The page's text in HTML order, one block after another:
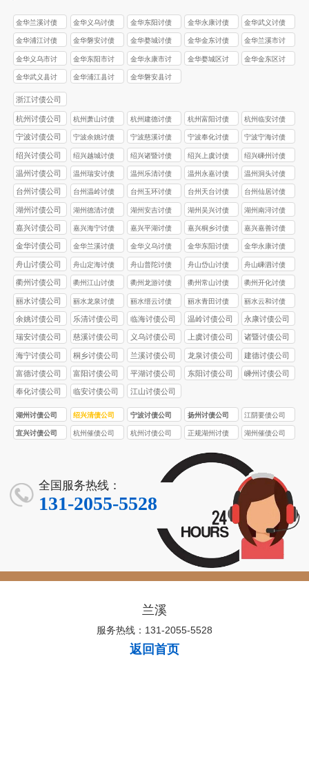
金华兰溪讨债
公司
金华义乌讨债
公司
金华东阳讨债
公司
金华永康讨债
公司
金华武义讨债
公司
金华浦江讨债
公司
金华磐安讨债
公司
金华婺城讨债
公司
金华金东讨债
公司
金华兰溪市讨
债公司
金华义乌市讨
债公司
金华东阳市讨
债公司
金华永康市讨
债公司
金华婺城区讨
金华金东区讨
金华武义县讨
债公司
金华浦江县讨
金华磐安县讨
浙江讨债公司
杭州讨债公司
杭州萧山讨债
公司
杭州建德讨债
公司
杭州富阳讨债
公司
杭州临安讨债
公司
宁波讨债公司
宁波余姚讨债
公司
宁波慈溪讨债
公司
宁波奉化讨债
公司
宁波宁海讨债
公司
绍兴讨债公司
绍兴越城讨债
公司
绍兴诸暨讨债
公司
绍兴上虞讨债
公司
绍兴嵊州讨债
公司
温州讨债公司
温州瑞安讨债
公司
温州乐清讨债
公司
温州永嘉讨债
公司
温州洞头讨债
公司
台州讨债公司
台州温岭讨债
公司
台州玉环讨债
公司
台州天台讨债
公司
台州仙居讨债
公司
湖州讨债公司
湖州德清讨债
公司
湖州安吉讨债
公司
湖州吴兴讨债
公司
湖州南浔讨债
公司
嘉兴讨债公司
嘉兴海宁讨债
公司
嘉兴平湖讨债
公司
嘉兴桐乡讨债
公司
嘉兴嘉善讨债
公司
金华讨债公司
金华兰溪讨债
公司
金华义乌讨债
公司
金华东阳讨债
公司
金华永康讨债
公司
舟山讨债公司
舟山定海讨债
公司
舟山普陀讨债
公司
舟山岱山讨债
公司
舟山嵊泗讨债
公司
衢州讨债公司
衢州江山讨债
公司
衢州龙游讨债
公司
衢州常山讨债
公司
衢州开化讨债
公司
丽水讨债公司
丽水龙泉讨债
公司
丽水缙云讨债
公司
丽水青田讨债
公司
丽水云和讨债
公司
余姚讨债公司 乐清讨债公司 临海讨债公司 温岭讨债公司 永康讨债公司
瑞安讨债公司 慈溪讨债公司 义乌讨债公司 上虞讨债公司 诸暨讨债公司
海宁讨债公司 桐乡讨债公司 兰溪讨债公司 龙泉讨债公司 建德讨债公司
富德讨债公司 富阳讨债公司 平湖讨债公司 东阳讨债公司 嵊州讨债公司
奉化讨债公司 临安讨债公司 江山讨债公司
湖州讨债公司 绍兴清债公司 宁波讨债公司 扬州讨债公司 江阴要债公司
宜兴讨债公司 杭州催债公司 杭州讨债公司
正规湖州讨债
湖州催债公司
全国服务热线：
131-2055-5528
兰溪
服务热线：131-2055-5528
返回首页